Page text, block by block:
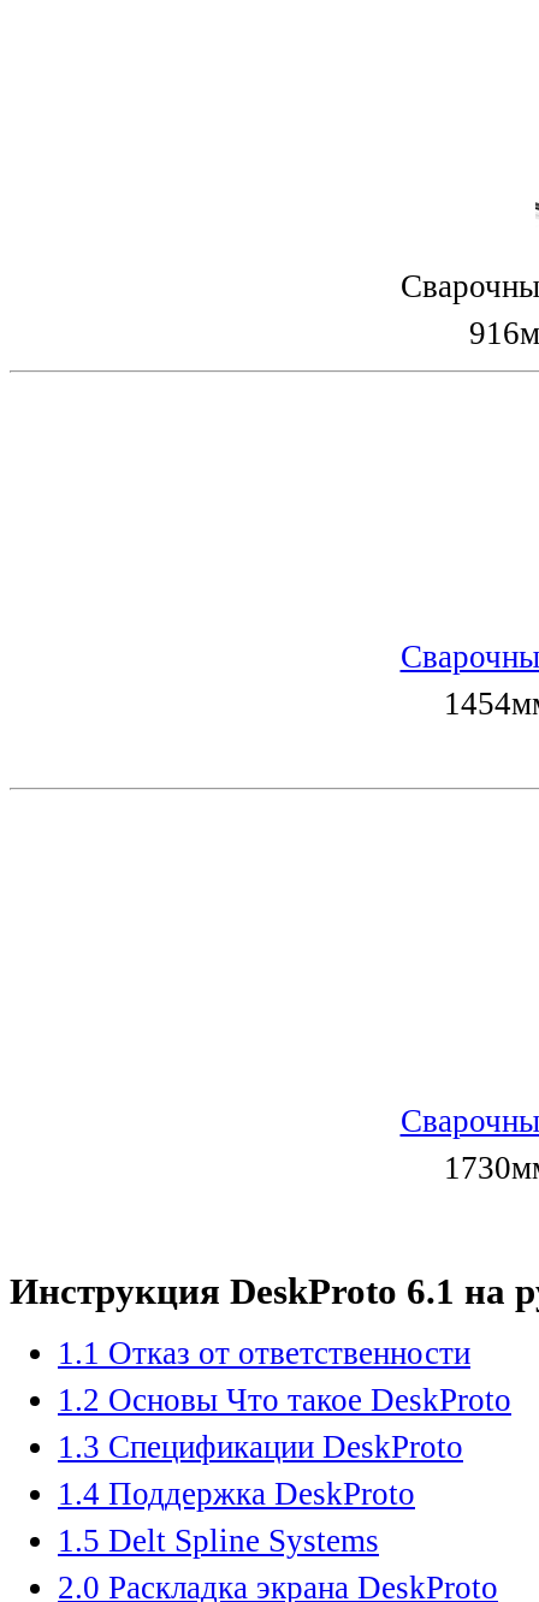
Инструкция DeskProto 6.1 на
1.1 Отказ от ответственности
1.2 Основы Что такое DeskProto
1.3 Спецификации DeskProto
1.4 Поддержка DeskProto
1.5 Delt Spline Systems
2.0 Раскладка экрана DeskProto